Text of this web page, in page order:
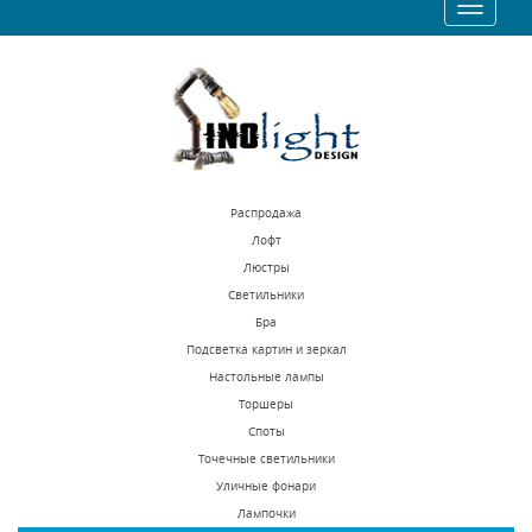
Toggle
Распродажа
Лофт
Люстры
Светильники
Бра
Подсветка картин и зеркал
Настольные лампы
Торшеры
Споты
Точечные светильники
Уличные фонари
Лампочки